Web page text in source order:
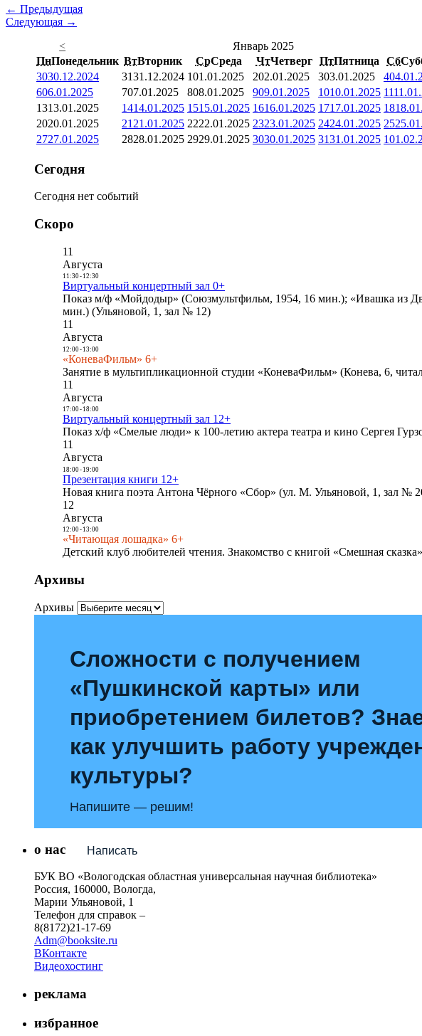
← Предыдущая
Следующая →
<
Январь 2025
ПнПонедельник ВтВторник СрСреда ЧтЧетверг ПтПятница Сб
3030.12.2024 3131.12.2024 101.01.2025 202.01.2025 303.01.2025 4
606.01.2025 707.01.2025 808.01.2025 909.01.2025 1010.01.2025 11
1313.01.2025 1414.01.2025 1515.01.2025 1616.01.2025 1717.01.2025 18
2020.01.2025 21 21.01.2025 2222.01.2025 2323.01.2025 2424.01.2025 25
2727.01.2025 2828.01.2025 2929.01.2025 3030.01.2025 3131.01.2025 1
Сегодня
Сегодня нет событий
Скоро
11
Августа
11:30- 12:30
Виртуальный концертный зал 0+
Показ м/ф «Мойдодыр» (Союзмультфильм, 1954, 16 мин.); «Ивашка из
мин.) (Ульяновой, 1, зал № 12)
11
Августа
12:00- 13:00
«КоневаФильм» 6+
Занятие в мультипликационной студии «КоневаФильм» (Конева, 6,
11
Августа
17:00- 18:00
Виртуальный концертный зал 12+
Показ х/ф «Смелые люди» к 100-летию актера театра и кино Сергея
11
Августа
18:00- 19:00
Презентация книги 12+
Новая книга поэта Антона Чёрного «Сбор» (ул. М. Ульяновой, 1, зал №
12
Августа
12:00- 13:00
«Читающая лошадка» 6+
Детский клуб любителей чтения. Знакомство с книгой «Смешная
Архивы
Архивы
Сложности с получением
«Пушкинской карты» или
приобретением билетов?
как улучшить работу
культуры?
Напишите — решим!
Написать
о нас
БУК ВО «Вологодская областная универсальная научная библиотека»
Россия, 160000, Вологда,
Марии Ульяновой, 1
Телефон для справок –
8(8172)21-17-69
Adm@booksite.ru
ВКонтакте
Видеохостинг
реклама
избранное